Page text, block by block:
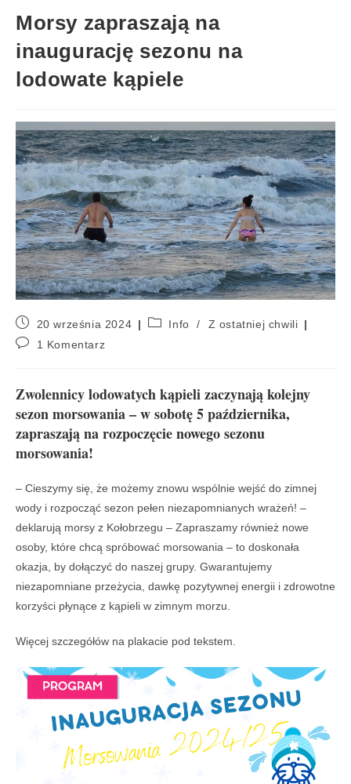
Morsy zapraszają na
inaugurację sezonu na
lodowate kąpiele
20 września 2024 Info /
Z ostatniej chwili
1 Komentarz
Zwolennicy lodowatych kąpieli zaczynają kolejny
sezon morsowania – w sobotę 5 października,
zapraszają na rozpoczęcie nowego sezonu
morsowania!
– Cieszymy się, że możemy znowu wspólnie wejść do zimnej
wody i rozpocząć sezon pełen niezapomnianych wrażeń! –
deklarują morsy z Kołobrzegu – Zapraszamy również nowe
osoby️, które chcą spróbować morsowania – to doskonała
okazja, by dołączyć do naszej grupy. Gwarantujemy
niezapomniane przeżycia, dawkę pozytywnej energii i zdrowotne
korzyści płynące z kąpieli w zimnym morzu.
Więcej szczegółów na plakacie pod tekstem.